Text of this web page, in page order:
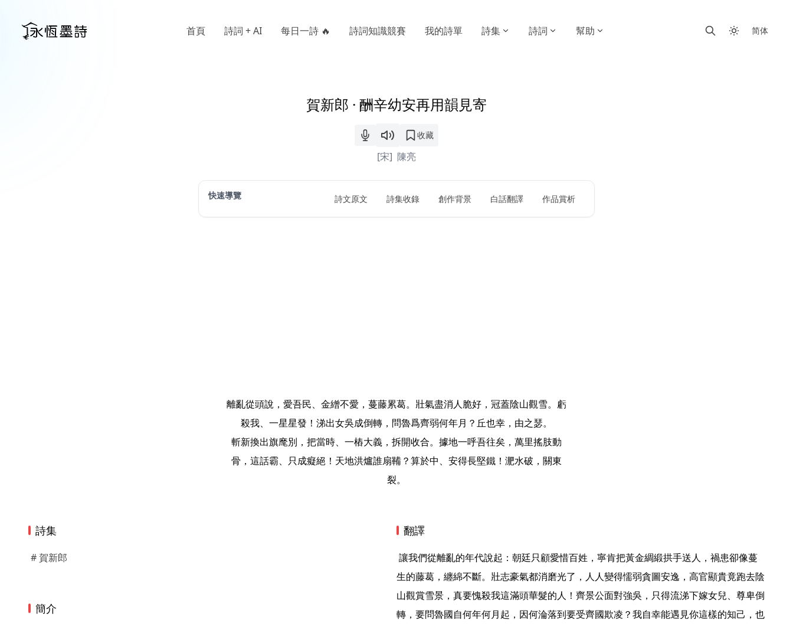
首頁 詩詞 + AI 每日一詩 🔥 詩詞知識競賽 我的詩單 詩集 詩詞 幫助 简体
賀新郎 · 酬辛幼安再用韻見寄
收藏
[宋] 陳亮
快速導覽 詩文原文 詩集收錄 創作背景 白話翻譯 作品賞析
離亂從頭說，愛吾民、金繒不愛，蔓藤累葛。壯氣盡消人脆好，冠蓋陰山觀雪。虧
殺我、一星星發！涕出女吳成倒轉，問魯爲齊弱何年月？丘也幸，由之瑟。
斬新換出旗麾別，把當時、一樁大義，拆開收合。據地一呼吾往矣，萬里搖肢動
骨，這話霸、只成癡絕！天地洪爐誰扇鞴？算於中、安得長堅鐵！淝水破，關東
裂。
詩集
# 賀新郎
簡介
翻譯
生的藤葛，纏綿不斷。壯志豪氣都消磨光了，人人變得懦弱貪圖安逸，高官顯貴竟跑去陰
山觀賞雪景，真要愧殺我這滿頭華髮的人！齊景公面對強吳，只得流涕下嫁女兒、尊卑倒
轉，要問魯國自何年何月起，因何淪落到要受齊國欺凌？我自幸能遇見你這樣的知己，也